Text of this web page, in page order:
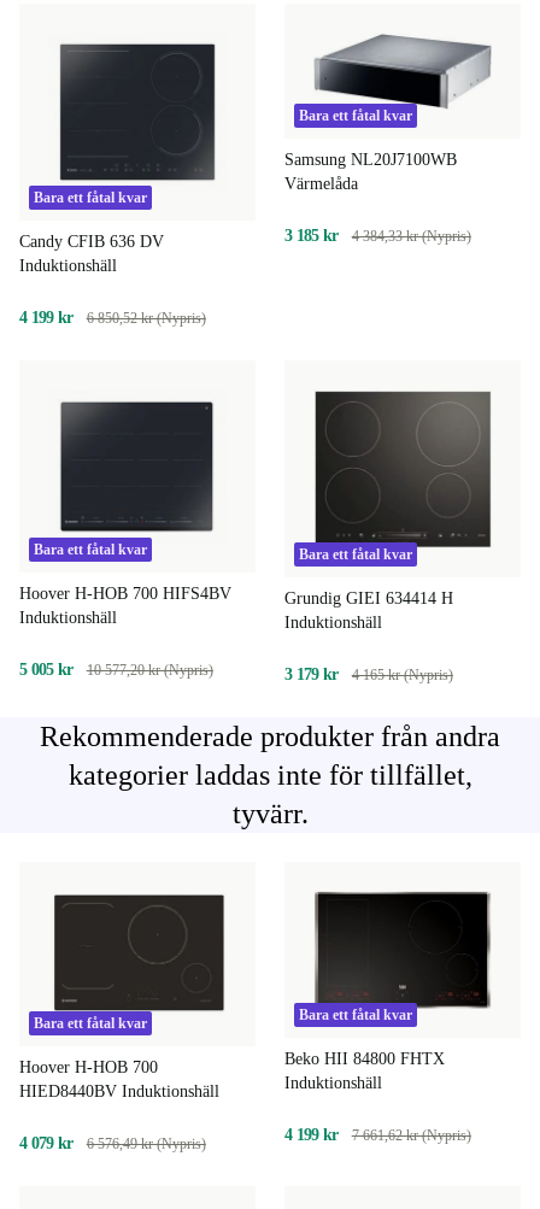
Bara ett fåtal kvar
Candy CFIB 636 DV
Induktionshäll
4 199 kr 6 850,52 kr (Nypris)
Bara ett fåtal kvar
Samsung NL20J7100WB
Värmelåda
3 185 kr 4 384,33 kr (Nypris)
Bara ett fåtal kvar
Hoover H-HOB 700 HIFS4BV
Induktionshäll
5 005 kr 10 577,20 kr (Nypris)
Bara ett fåtal kvar
Grundig GIEI 634414 H
Induktionshäll
3 179 kr 4 165 kr (Nypris)
Rekommenderade produkter från andra
kategorier laddas inte för tillfället,
tyvärr.
Bara ett fåtal kvar
Hoover H-HOB 700
HIED8440BV Induktionshäll
4 079 kr 6 576,49 kr (Nypris)
Bara ett fåtal kvar
Beko HII 84800 FHTX
Induktionshäll
4 199 kr 7 661,62 kr (Nypris)